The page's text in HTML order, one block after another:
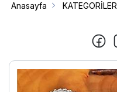
Anasayfa KATEGORİLER